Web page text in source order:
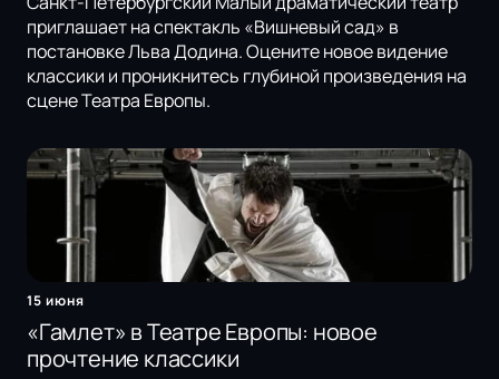
приглашает на спектакль «Вишневый сад» в
постановке Льва Додина. Оцените новое видение
классики и проникнитесь глубиной произведения на
сцене Театра Европы.
15 июня
«Гамлет» в Театре Европы: новое
прочтение классики